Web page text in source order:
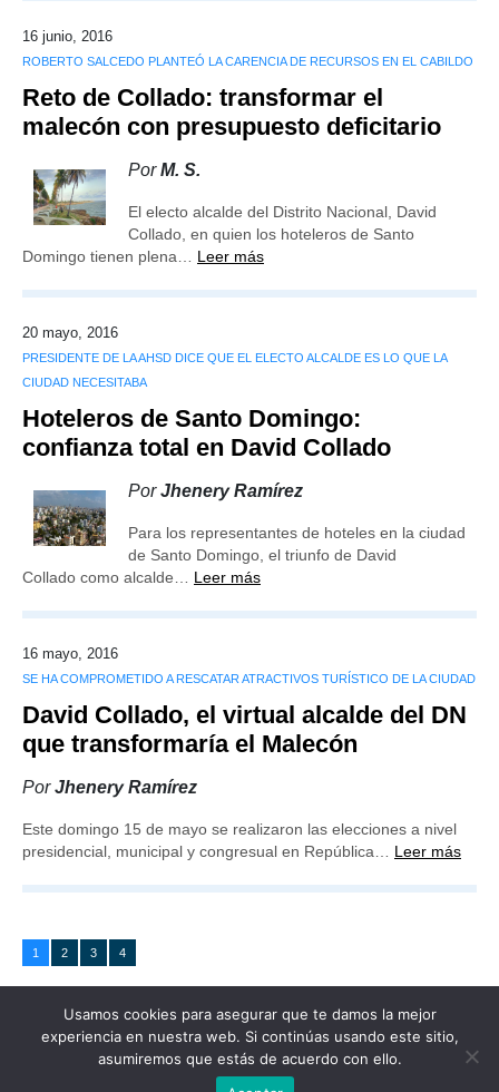
16 junio, 2016
ROBERTO SALCEDO PLANTEÓ LA CARENCIA DE RECURSOS EN EL CABILDO
Reto de Collado: transformar el
malecón con presupuesto deficitario
PorM. S.
El electo alcalde del Distrito Nacional, David
Collado, en quien los hoteleros de Santo
Domingo tienen plena… Leer más
20 mayo, 2016
PRESIDENTE DE LA AHSD DICE QUE EL ELECTO ALCALDE ES LO QUE LA
CIUDAD NECESITABA
Hoteleros de Santo Domingo:
confianza total en David Collado
PorJhenery Ramírez
Para los representantes de hoteles en la ciudad
de Santo Domingo, el triunfo de David
Collado como alcalde… Leer más
16 mayo, 2016
SE HA COMPROMETIDO A RESCATAR ATRACTIVOS TURÍSTICO DE LA CIUDAD
David Collado, el virtual alcalde del DN
que transformaría el Malecón
PorJhenery Ramírez
Este domingo 15 de mayo se realizaron las elecciones a nivel
presidencial, municipal y congresual en República… Leer más
1 2 3 4
Usamos cookies para asegurar que te damos la mejor
experiencia en nuestra web. Si continúas usando este sitio,
asumiremos que estás de acuerdo con ello.
Publicidad Redacción Contacto